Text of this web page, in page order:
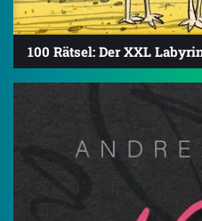
100 Rätsel: Der XXL